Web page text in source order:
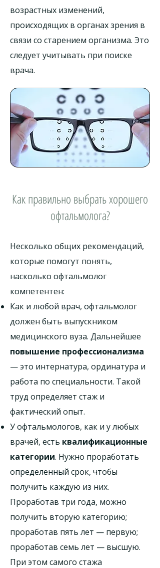
возрастных изменений,
происходящих в органах зрения в
связи со старением организма. Это
следует учитывать при поиске
врача.
Как правильно выбрать хорошего
офтальмолога?
Несколько общих рекомендаций,
которые помогут понять,
насколько офтальмолог
компетентен:
Как и любой врач, офтальмолог
должен быть выпускником
медицинского вуза. Дальнейшее
повышение профессионализма
— это интернатура, ординатура и
работа по специальности. Такой
труд определяет стаж и
фактический опыт.
У офтальмологов, как и у любых
врачей, есть квалификационные
категории. Нужно проработать
определенный срок, чтобы
получить каждую из них.
Проработав три года, можно
получить вторую категорию;
проработав пять лет — первую;
проработав семь лет — высшую.
При этом самого стажа